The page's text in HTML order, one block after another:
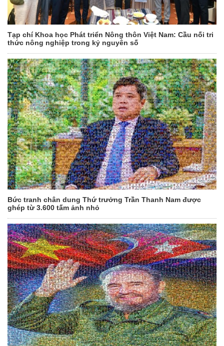
Tạp chí Khoa học Phát triển Nông thôn Việt Nam: Cầu nối tri
thức nông nghiệp trong kỷ nguyên số
Bức tranh chân dung Thứ trưởng Trần Thanh Nam được
ghép từ 3.600 tấm ảnh nhỏ